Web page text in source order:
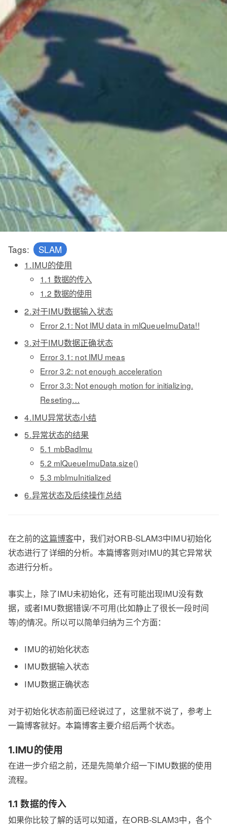
Tags: SLAM
1.IMU的使用
1.1 数据的传入
1.2 数据的使用
2.对于IMU数据输入状态
Error 2.1: Not IMU data in mlQueueImuData!!
3.对于IMU数据正确状态
Error 3.1: not IMU meas
Error 3.2: not enough acceleration
Error 3.3: Not enough motion for initializing.
Reseting…
4.IMU异常状态小结
5.异常状态的结果
5.1 mbBadImu
5.2 mlQueueImuData.size()
5.3 mbImuInitialized
6.异常状态及后续操作总结
在之前的这篇博客中，我们对ORB-SLAM3中IMU初始化
状态进行了详细的分析。本篇博客则对IMU的其它异常状
态进行分析。
事实上，除了IMU未初始化，还有可能出现IMU没有数
据，或者IMU数据错误/不可用(比如静止了很长一段时间
等)的情况。所以可以简单归纳为三个方面：
IMU的初始化状态
IMU数据输入状态
IMU数据正确状态
对于初始化状态前面已经说过了，这里就不说了，参考上
一篇博客就好。本篇博客主要介绍后两个状态。
1.IMU的使用
在进一步介绍之前，还是先简单介绍一下IMU数据的使用
流程。
1.1 数据的传入
如果你比较了解的话可以知道，在ORB-SLAM3中，各个